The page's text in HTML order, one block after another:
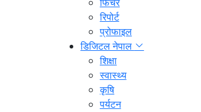
रिपोर्ट
प्रोफाइल
डिजिटल नेपाल
शिक्षा
स्वास्थ्य
कृषि
पर्यटन